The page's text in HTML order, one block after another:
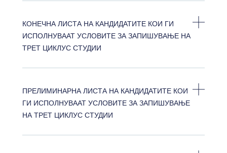
КОНЕЧНА ЛИСТА НА КАНДИДАТИТЕ КОИ ГИ
ИСПОЛНУВААТ УСЛОВИТЕ ЗА ЗАПИШУВАЊЕ НА
ТРЕТ ЦИКЛУС СТУДИИ
ПРЕЛИМИНАРНА ЛИСТА НА КАНДИДАТИТЕ КОИ
ГИ ИСПОЛНУВААТ УСЛОВИТЕ ЗА ЗАПИШУВАЊЕ
НА ТРЕТ ЦИКЛУС СТУДИИ